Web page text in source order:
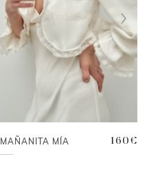
MAÑANITA MÍA 160 €